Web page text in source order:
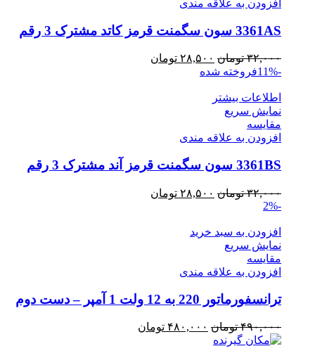
افزودن به علاقه مندی
3361AS سون سگمنت قرمز کاتد مشترک 3 رقم
۳۲,۰۰۰ تومان قیمت
اصلی
۲۸,۵۰۰ تومان
-11% فروخته شده
اطلاعات بیشتر
نمایش سریع
مقايسه
افزودن به علاقه مندی
3361BS سون سگمنت قرمز آند مشترک 3 رقم
۳۲,۰۰۰ تومان قیمت
بود.
۲۸,۵۰۰ تومان
-2%
افزودن به سبد خرید
نمایش سریع
مقايسه
افزودن به علاقه مندی
ترانسفورماتور 220 به 12 ولت 1 آمپر – دست دوم
۴۹۰,۰۰۰ تومان قیمت
۴۸۰,۰۰۰ تومان